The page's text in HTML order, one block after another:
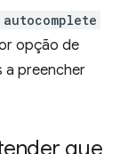
autocomplete
opção de
a preencher
que